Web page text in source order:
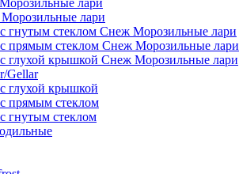
лари
с гнутым стеклом Снеж Морозильные лари
с прямым стеклом Снеж Морозильные лари
с глухой крышкой Снеж Морозильные лари
Gellar
с глухой крышкой
с прямым стеклом
с гнутым стеклом